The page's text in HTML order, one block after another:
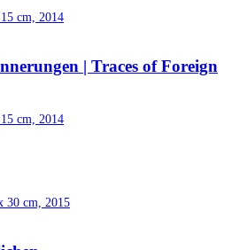
cm, 2014
| Traces of Foreign
cm, 2014
30 cm, 2015